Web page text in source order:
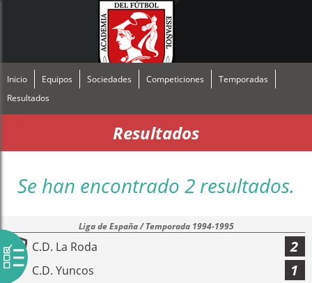
Inicio Equipos Sociedades Competiciones
Temporadas
Resultados
Resultados
Se han encontrado 2 resultados.
Liga de España / Temporada 1994-1995
C.D. La Roda 2
C.D. Yuncos 1